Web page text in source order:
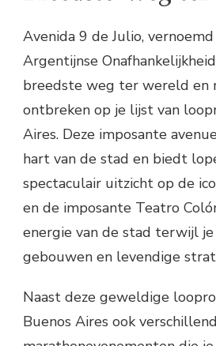
Avenida 9 de Julio,
Argentijnse
breedste weg ter wereld en
ontbreken op je lijst van
Aires. Deze imposante
hart van de stad en biedt
spectaculair uitzicht op de
en de imposante Teatro
energie van de stad terwijl
gebouwen en levendige
Naast deze geweldige
Buenos Aires ook